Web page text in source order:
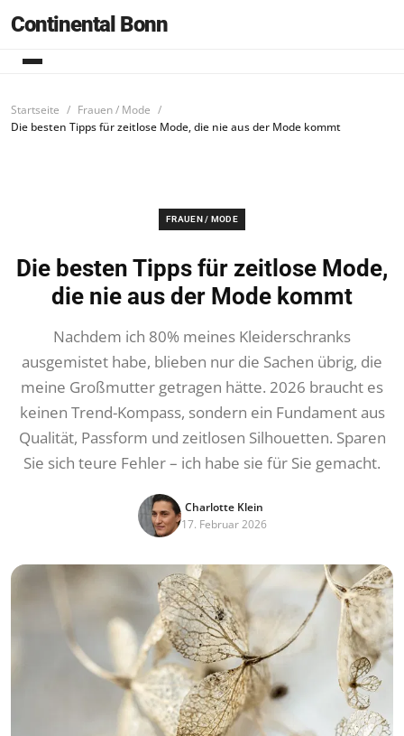
Continental Bonn
Startseite
Frauen / Mode
Die besten Tipps für zeitlose Mode, die nie aus der Mode kommt
FRAUEN / MODE
Die besten Tipps für zeitlose Mode,
die nie aus der Mode kommt
Nachdem ich 80% meines Kleiderschranks
ausgemistet habe, blieben nur die Sachen übrig, die
meine Großmutter getragen hätte. 2026 braucht es
keinen Trend-Kompass, sondern ein Fundament aus
Qualität, Passform und zeitlosen Silhouetten. Sparen
Sie sich teure Fehler – ich habe sie für Sie gemacht.
Charlotte Klein
17. Februar 2026